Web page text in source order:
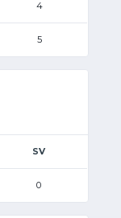
4
5
SV
0